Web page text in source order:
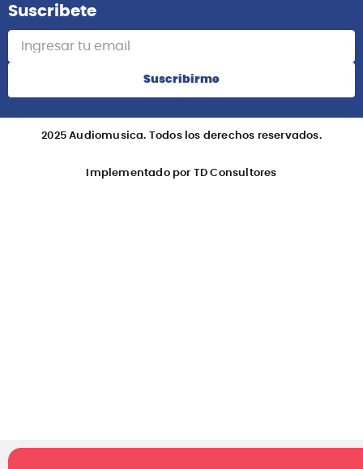
Suscribete
Suscribirme
2025 Audiomusica. Todos los derechos reservados.
Implementado por TD Consultores